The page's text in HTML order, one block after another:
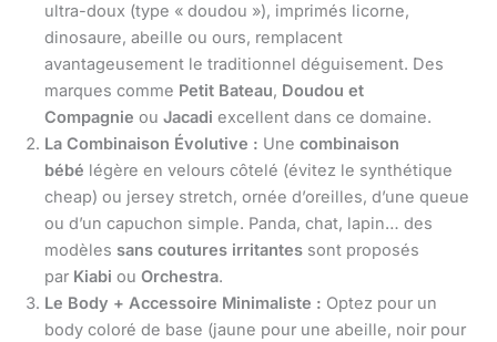
ultra-doux (type « doudou »), imprimés licorne,
dinosaure, abeille ou ours, remplacent
avantageusement le traditionnel déguisement. Des
marques comme Petit Bateau, Doudou et
Compagnie ou Jacadi excellent dans ce domaine.
La Combinaison Évolutive : Une combinaison
bébé légère en velours côtelé (évitez le synthétique
cheap) ou jersey stretch, ornée d’oreilles, d’une queue
ou d’un capuchon simple. Panda, chat, lapin… des
modèles sans coutures irritantes sont proposés
par Kiabi ou Orchestra.
Le Body + Accessoire Minimaliste : Optez pour un
body coloré de base (jaune pour une abeille, noir pour